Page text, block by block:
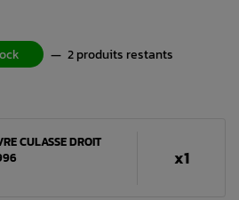
— 2 produits restants
CULASSE DROIT
x1